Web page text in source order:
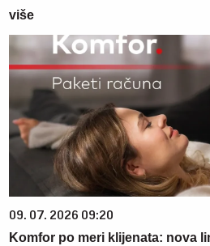
više
09. 07. 2026 09:20
Komfor po meri klijenata: nova